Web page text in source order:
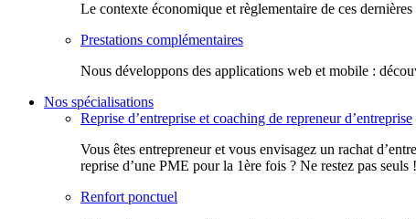
Le contexte économique et règlementaire de ces
Prestations complémentaires
Nous développons des applications web et mobile :
Nos spécialisations
Reprise d’entreprise et coaching de repreneur d’entreprise
Vous êtes entrepreneur et vous envisagez un rachat
reprise d’une PME pour la 1ère fois ? Ne restez pas seuls !
Renfort ponctuel